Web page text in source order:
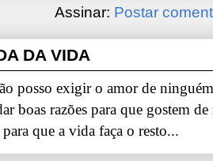
Assinar: Postar
DA VIDA
posso exigir o amor de
boas razões para que gostem
que a vida faça o resto...